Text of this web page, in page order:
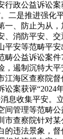
行政公益诉讼案
二是推进强化
一、防止为从
、消防平安、
平安等范畴平
畴公益诉讼案件
，遏制沉特大
江海区查察院
讼案获评“2024
息收集平安。
管理等范畴公
市查察院针对
的违法景象，督